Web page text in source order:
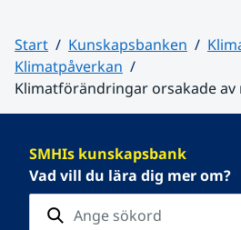
Start Kunskapsbanken
Klimatpåverkan
Klimatförändringar orsakade av
SMHIs kunskapsbank
Vad vill du lära dig mer om?